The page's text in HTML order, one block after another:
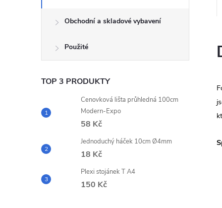
Obchodní a skladové vybavení
Použité
TOP 3 PRODUKTY
Cenovková lišta průhledná 100cm
Modern-Expo
58 Kč
Jednoduchý háček 10cm Ø4mm
18 Kč
Plexi stojánek T A4
150 Kč